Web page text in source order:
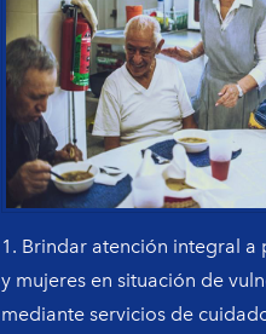
1. Brindar atención integral a
y mujeres en situación de
mediante servicios de